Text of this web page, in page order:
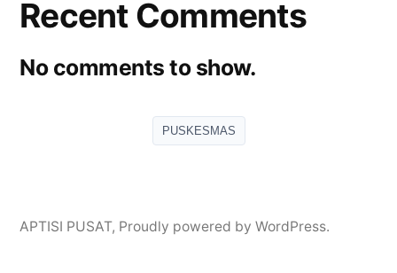
Recent Comments
No comments to show.
PUSKESMAS
APTISI PUSAT, Proudly powered by WordPress.